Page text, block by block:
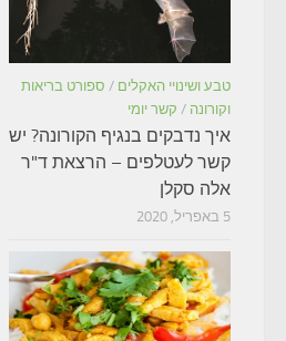
טבע ושינויי האקלים / ספורט בריאות
וקורונה / קשר יומי
איך נדבקים בנגיף הקורונה? יש
קשר לעטלפים – הרצאת ד"ר
אלה סקלן
5 באפריל, 2020